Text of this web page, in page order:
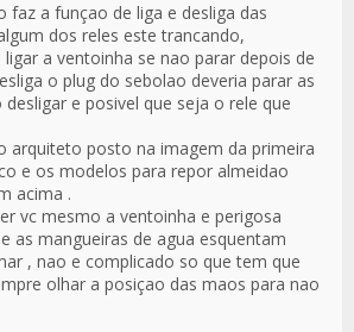
faz a funçao de liga e desliga das
dos reles este trancando,
a ventoinha se nao parar depois de
o plug do sebolao deveria parar as
e posivel que seja o rele que
arquiteto posto na imagem da primeira
e os modelos para repor almeidao
acima .
vc mesmo a ventoinha e perigosa
as mangueiras de agua esquentam
, nao e complicado so que tem que
olhar a posiçao das maos para nao